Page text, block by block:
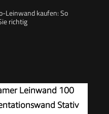
Leinwand kaufen: So
richtig
Leinwand 100
Stativ